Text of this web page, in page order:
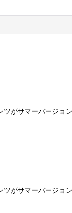
がサマーバージョ
がサマーバージョ